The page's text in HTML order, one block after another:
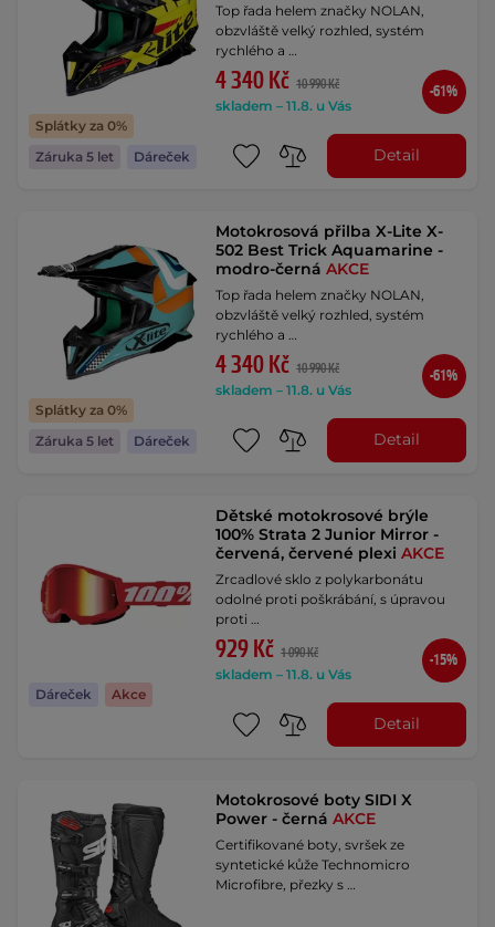
Splátky za 0%
Záruka 5 let
Dáreček
Top řada helem značky NOLAN,
obzvláště velký rozhled, systém
rychlého a …
4 340 Kč 10 990 Kč
skladem – 11.8. u Vás
-61%
Detail
Splátky za 0%
Záruka 5 let
Dáreček
Motokrosová přilba X-Lite X-
502 Best Trick Aquamarine -
modro-černáAKCE
Top řada helem značky NOLAN,
obzvláště velký rozhled, systém
rychlého a …
4 340 Kč 10 990 Kč
skladem – 11.8. u Vás
-61%
Detail
Dáreček Akce
Dětské motokrosové brýle
100% Strata 2 Junior Mirror -
červená, červené plexiAKCE
Zrcadlové sklo z polykarbonátu
odolné proti poškrábání, s úpravou
proti …
929 Kč 1 090 Kč
skladem – 11.8. u Vás
-15%
Detail
Motokrosové boty SIDI X
Power - černáAKCE
Certifikované boty, svršek ze
syntetické kůže Technomicro
Microfibre, přezky s …